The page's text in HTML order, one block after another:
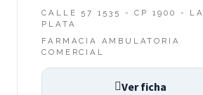
CALLE 57 1535 - CP 1900 - LA
PLATA
FARMACIA AMBULATORIA
COMERCIAL
Ver ficha